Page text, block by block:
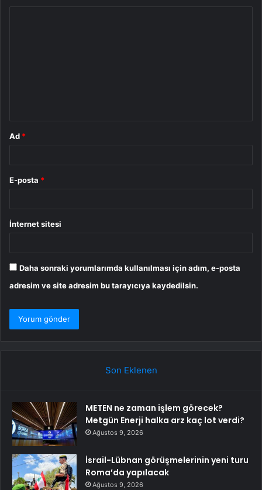
Ad *
E-posta *
İnternet sitesi
Daha sonraki yorumlarımda kullanılması için adım, e-posta
adresim ve site adresim bu tarayıcıya kaydedilsin.
Son Eklenen
METEN ne zaman işlem görecek?
Metgün Enerji halka arz kaç lot verdi?
Ağustos 9, 2026
İsrail-Lübnan görüşmelerinin yeni turu
Roma’da yapılacak
Ağustos 9, 2026